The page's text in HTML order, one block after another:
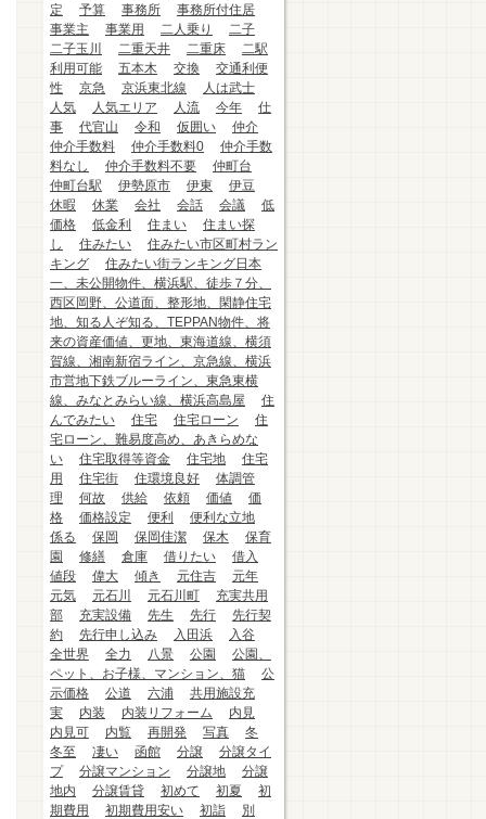
定
予算 事務所
事務所付住居
事業主
事業用 二人乗り
二子
二子玉川
二重天井 二重床
二駅
利用可能
五本木 交換
交通利便
性
京急 京浜東北線
人は武士
人気
人気エリア 人流 今年
仕
事
代官山 令和 仮囲い
仲介
仲介手数料
仲介手数料0
仲介手数
料なし
仲介手数料不要
仲町台
仲町台駅
伊勢原市 伊東
伊豆
休暇
休業 会社 会話 会議
低
価格
低金利 住まい
住まい探
し
住みたい
住みたい市区町村ラン
キング
住みたい街ランキング日本
一、未公開物件、横浜駅、徒歩７分、
西区岡野、公道面、整形地、閑静住宅
地、知る人ぞ知る、TEPPAN物件、将
来の資産価値、更地、東海道線、横須
賀線、湘南新宿ライン、京急線、横浜
市営地下鉄ブルーライン、東急東横
線、みなとみらい線、横浜高島屋
住
んでみたい
住宅 住宅ローン
住
宅ローン、難易度高め、あきらめな
い
住宅取得等資金 住宅地
住宅
用
住宅街 住環境良好
体調管
理
何故 供給 依頼 価値
価
格
価格設定 便利
便利な立地
係る
保岡 保岡佳潔 保木
保育
園
修繕 倉庫 借りたい
借入
値段
偉大 傾き 元住吉
元年
元気
元石川 元石川町
充実共用
部
充実設備 先生 先行
先行契
約
先行申し込み 入田浜
入谷
全世界
全力 八景 公園
公園、
ペット、お子様、マンション、猫
公
示価格
公道 六浦
共用施設充
実
内装 内装リフォーム
内見
内見可
内覧 再開発 写真
冬
冬至
凄い 函館 分譲
分譲タイ
プ
分譲マンション 分譲地
分譲
地内
分譲賃貸 初めて 初夏
初
期費用
初期費用安い 初詣
別